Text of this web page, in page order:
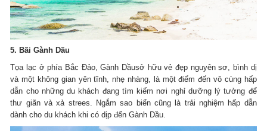
5. Bãi Gành Dầu
Tọa lạc ở phía Bắc Đảo, Gành Dầusở hữu vẻ đẹp nguyên sơ, bình dị
và một không gian yên tĩnh, nhẹ nhàng, là một điểm đến vô cùng hấp
dẫn cho những du khách đang tìm kiếm nơi nghỉ dưỡng lý tưởng để
thư giãn và xả strees. Ngắm sao biển cũng là trải nghiệm hấp dẫn
dành cho du khách khi có dịp đến Gành Dầu.